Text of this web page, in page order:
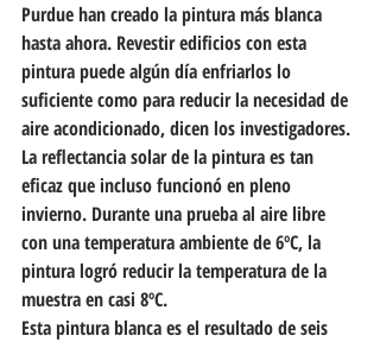
Purdue han creado la pintura más blanca
hasta ahora. Revestir edificios con esta
pintura puede algún día enfriarlos lo
suficiente como para reducir la necesidad de
aire acondicionado, dicen los investigadores.
La reflectancia solar de la pintura es tan
eficaz que incluso funcionó en pleno
invierno. Durante una prueba al aire libre
con una temperatura ambiente de 6ºC, la
pintura logró reducir la temperatura de la
muestra en casi 8ºC.
Esta pintura blanca es el resultado de seis